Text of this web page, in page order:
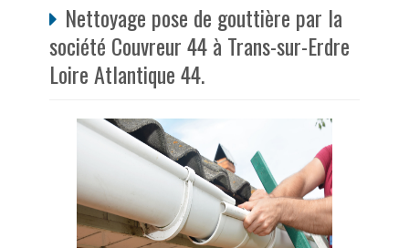
Nettoyage pose de gouttière par la
société Couvreur 44 à Trans-sur-Erdre
Loire Atlantique 44.